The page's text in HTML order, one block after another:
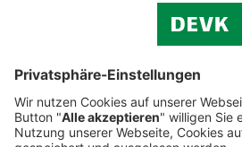
Cookie-Einstellungen